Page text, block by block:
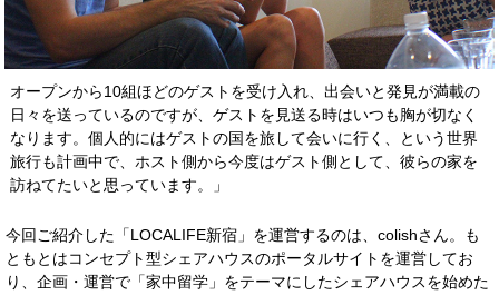
オープンから10組ほどのゲストを受け入れ、出会いと発見が満載の
日々を送っているのですが、ゲストを見送る時はいつも胸が切なく
なります。個人的にはゲストの国を旅して会いに行く、という世界
旅行も計画中で、ホスト側から今度はゲスト側として、彼らの家を
訪ねてたいと思っています。」
今回ご紹介した「LOCALIFE新宿」を運営するのは、colishさん。も
ともとはコンセプト型シェアハウスのポータルサイトを運営してお
り、企画・運営で「家中留学」をテーマにしたシェアハウスを始めた